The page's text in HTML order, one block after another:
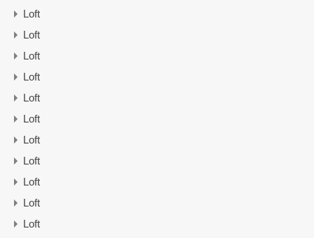
Loft
Loft
Loft
Loft
Loft
Loft
Loft
Loft
Loft
Loft
Loft